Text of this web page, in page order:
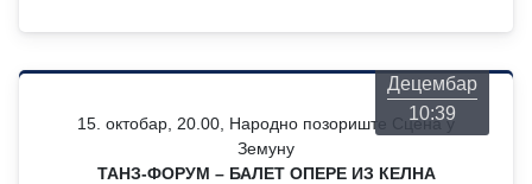
Децембар
10:39
15. октобар, 20.00, Народно позориште Сцена у
Земуну
ТАНЗ-ФОРУМ – БАЛЕТ ОПЕРЕ ИЗ КЕЛНА